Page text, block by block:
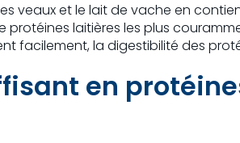
veaux et le lait de vache en
laitières les plus
facilement, la digestibilité des
en